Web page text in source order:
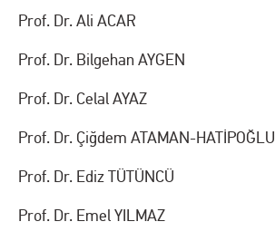
Prof. Dr. Ali ACAR
Prof. Dr. Bilgehan AYGEN
Prof. Dr. Celal AYAZ
Prof. Dr. Çiğdem ATAMAN-HATİPOĞLU
Prof. Dr. Ediz TÜTÜNCÜ
Prof. Dr. Emel YILMAZ